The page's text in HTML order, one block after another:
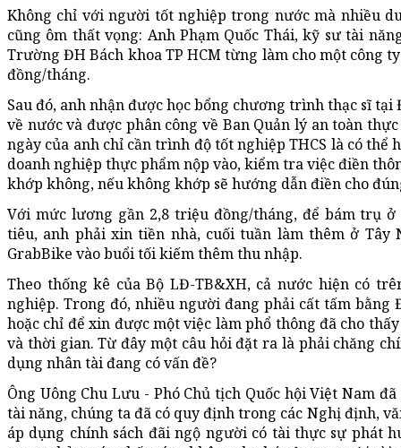
Không chỉ với người tốt nghiệp trong nước mà nhiều
cũng ôm thất vọng: Anh Phạm Quốc Thái, kỹ sư tài
Trường ĐH Bách khoa TP HCM từng làm cho một công
đồng/tháng.
Sau đó, anh nhận được học bổng chương trình thạc sĩ
về nước và được phân công về Ban Quản lý an toàn
ngày của anh chỉ cần trình độ tốt nghiệp THCS là có thể
doanh nghiệp thực phẩm nộp vào, kiểm tra việc điền
khớp không, nếu không khớp sẽ hướng dẫn điền cho
Với mức lương gần 2,8 triệu đồng/tháng, để bám trụ ở
tiêu, anh phải xin tiền nhà, cuối tuần làm thêm ở Tây
GrabBike vào buổi tối kiếm thêm thu nhập.
Theo thống kê của Bộ LĐ-TB&XH, cả nước hiện có
nghiệp. Trong đó, nhiều người đang phải cất tấm bằng
hoặc chỉ để xin được một việc làm phổ thông đã cho
và thời gian. Từ đây một câu hỏi đặt ra là phải chăng
dụng nhân tài đang có vấn đề?
Ông Uông Chu Lưu - Phó Chủ tịch Quốc hội Việt Nam
tài năng, chúng ta đã có quy định trong các Nghị định,
áp dụng chính sách đãi ngộ người có tài thực sự phát